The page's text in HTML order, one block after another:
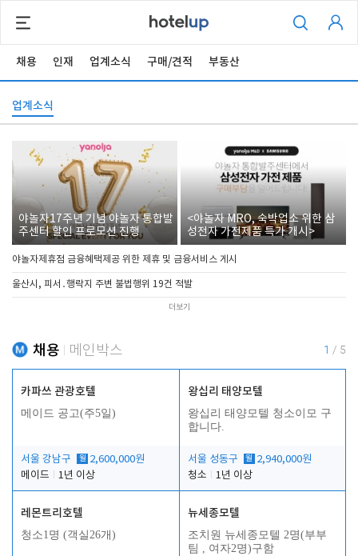
채용 인재 업계소식 구매/견적 부동산
업계소식
야놀자17주년 기념 야놀자 통합발
주센터 할인 프로모션 진행
<야놀자 MRO, 숙박업소 위한 삼
성전자 가전제품 특가 개시>
야놀자제휴점 금융혜택제공 위한 제휴 및 금융서비스 게시
울산시, 피서․행락지 주변 불법행위 19건 적발
더보기
채용 메인박스 1 / 5
카파쓰 관광호텔
메이드 공고(주5일)
서울 강남구 월 2,600,000원
메이드
1년 이상
왕십리 태양모텔
왕십리 태양모텔 청소이모 구
합니다.
서울 성동구 월 2,940,000원
청소
1년 이상
레몬트리호텔
청소1명 (객실26개)
뉴세종모텔
조치원 뉴세종모텔 2명(부부
팀 , 여자2명)구함